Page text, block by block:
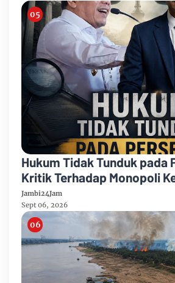
Hukum Tidak Tunduk pada
Kritik Terhadap Monopoli
Media dan Aktivis
Jambi24Jam
Sept 06, 2026